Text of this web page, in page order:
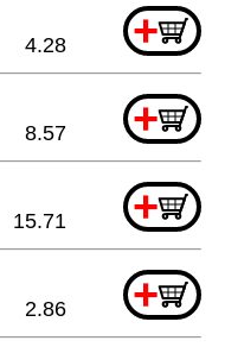
+
4.28
+
8.57
+
15.71
+
2.86